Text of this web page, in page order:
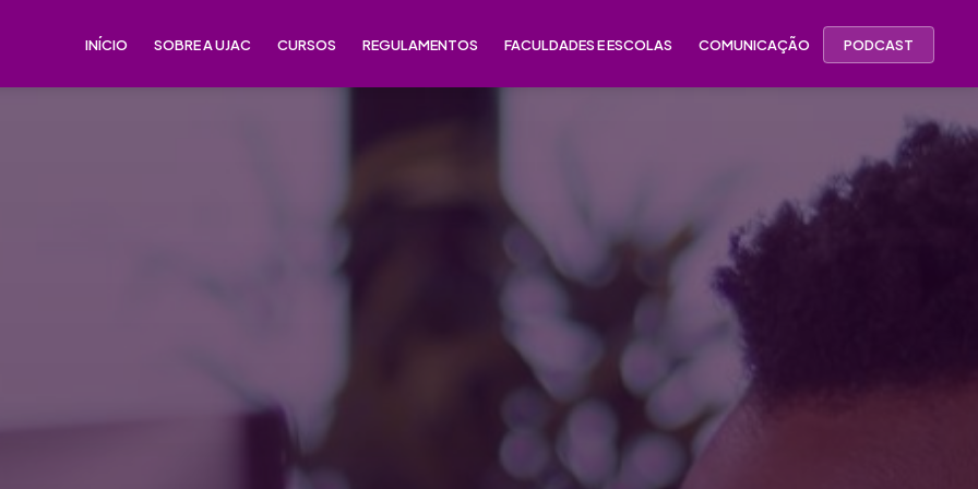
INÍCIO SOBRE A UJAC CURSOS REGULAMENTOS FACULDADES E ESCOLAS COMUNICAÇÃO PODCAST